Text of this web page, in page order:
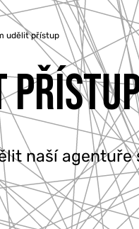
udělit přístup
naší agentuře